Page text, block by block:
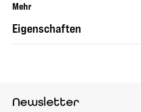
Mehr
Eigenschaften
Newsletter